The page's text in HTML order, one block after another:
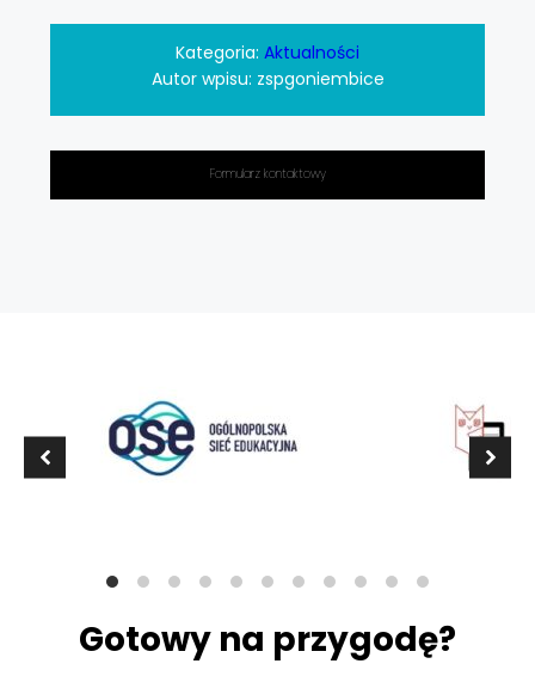
Kategoria: Aktualności
Autor wpisu: zspgoniembice
Formularz kontaktowy
Gotowy na przygodę?